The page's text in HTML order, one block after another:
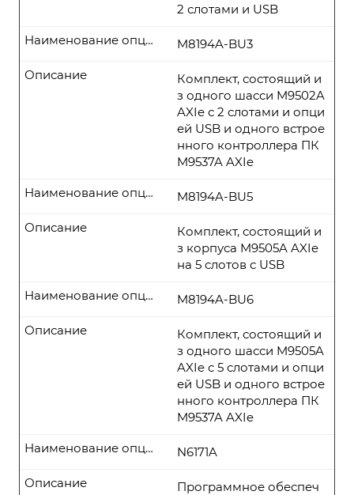
2 слотами и USB
M8194A-BU3
Наименование опции
Комплект, состоящий и
з одного шасси M9502A
AXIe с 2 слотами и опци
ей USB и одного встрое
нного контроллера ПК
M9537A AXIe
Описание
M8194A-BU5
Наименование опции
Комплект, состоящий и
з корпуса M9505A AXIe
на 5 слотов с USB
Описание
M8194A-BU6
Наименование опции
Комплект, состоящий и
з одного шасси M9505A
AXIe с 5 слотами и опци
ей USB и одного встрое
нного контроллера ПК
M9537A AXIe
Описание
N6171A
Наименование опции
Программное обеспеч
Описание